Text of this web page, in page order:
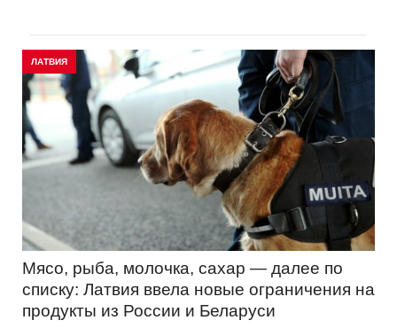
ЛАТВИЯ
Мясо, рыба, молочка, сахар — далее по
списку: Латвия ввела новые ограничения на
продукты из России и Беларуси